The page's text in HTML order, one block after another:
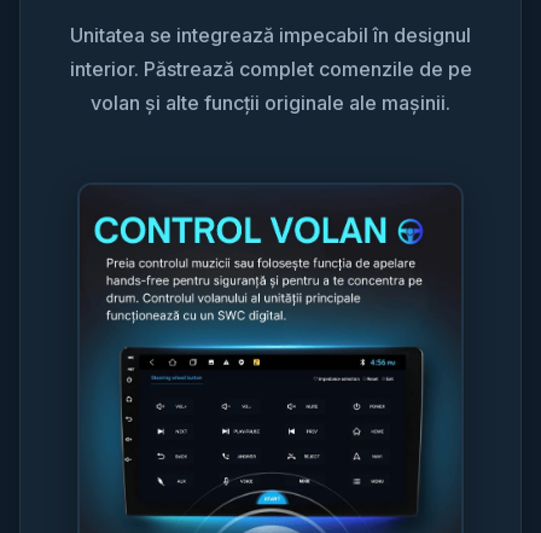
Unitatea se integrează impecabil în designul
interior. Păstrează complet comenzile de pe
volan și alte funcții originale ale mașinii.